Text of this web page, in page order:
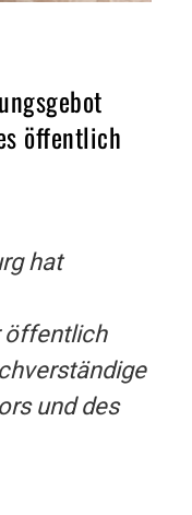
öffentlich
hat
öffentlich
und des